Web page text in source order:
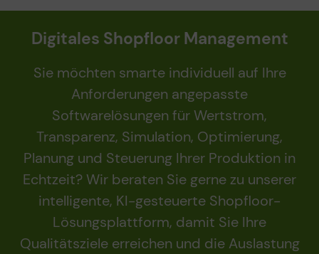
Digitales Shopfloor Management
Sie möchten smarte individuell auf Ihre
Anforderungen angepasste
Softwarelösungen für Wertstrom,
Transparenz, Simulation, Optimierung,
Planung und Steuerung Ihrer Produktion in
Echtzeit? Wir beraten Sie gerne zu unserer
intelligente, KI-gesteuerte Shopfloor-
Lösungsplattform, damit Sie Ihre
Qualitätsziele erreichen und die Auslastung